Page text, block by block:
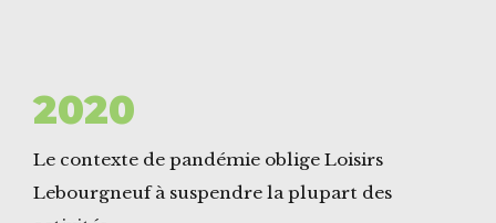
2020
Le contexte de pandémie oblige Loisirs
Lebourgneuf à suspendre la plupart des